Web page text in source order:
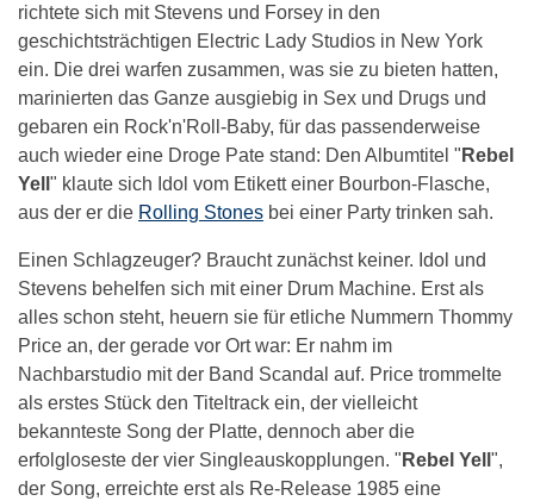
richtete sich mit Stevens und Forsey in den
geschichtsträchtigen Electric Lady Studios in New York
ein. Die drei warfen zusammen, was sie zu bieten hatten,
marinierten das Ganze ausgiebig in Sex und Drugs und
gebaren ein Rock'n'Roll-Baby, für das passenderweise
auch wieder eine Droge Pate stand: Den Albumtitel " Rebel
Yell " klaute sich Idol vom Etikett einer Bourbon-Flasche,
aus der er die Rolling Stones bei einer Party trinken sah.
Einen Schlagzeuger? Braucht zunächst keiner. Idol und
Stevens behelfen sich mit einer Drum Machine. Erst als
alles schon steht, heuern sie für etliche Nummern Thommy
Price an, der gerade vor Ort war: Er nahm im
Nachbarstudio mit der Band Scandal auf. Price trommelte
als erstes Stück den Titeltrack ein, der vielleicht
bekannteste Song der Platte, dennoch aber die
erfolgloseste der vier Singleauskopplungen. " Rebel Yell ",
der Song, erreichte erst als Re-Release 1985 eine